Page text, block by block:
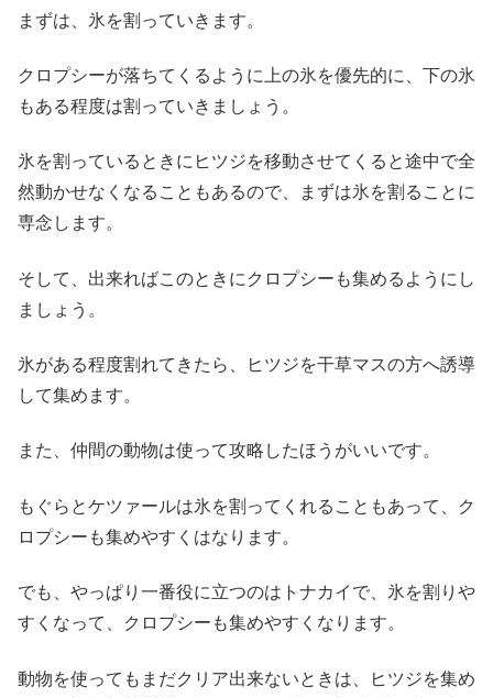
まずは、氷を割っていきます。
クロプシーが落ちてくるように上の氷を優先的に、下の氷
もある程度は割っていきましょう。
氷を割っているときにヒツジを移動させてくると途中で全
然動かせなくなることもあるので、まずは氷を割ることに
専念します。
そして、出来ればこのときにクロプシーも集めるようにし
ましょう。
氷がある程度割れてきたら、ヒツジを干草マスの方へ誘導
して集めます。
また、仲間の動物は使って攻略したほうがいいです。
もぐらとケツァールは氷を割ってくれることもあって、ク
ロプシーも集めやすくはなります。
でも、やっぱり一番役に立つのはトナカイで、氷を割りや
すくなって、クロプシーも集めやすくなります。
動物を使ってもまだクリア出来ないときは、ヒツジを集め